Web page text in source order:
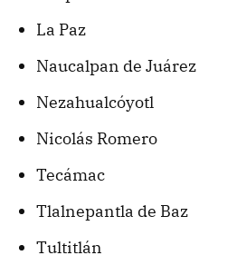
La Paz
Naucalpan de Juárez
Nezahualcóyotl
Nicolás Romero
Tecámac
Tlalnepantla de Baz
Tultitlán